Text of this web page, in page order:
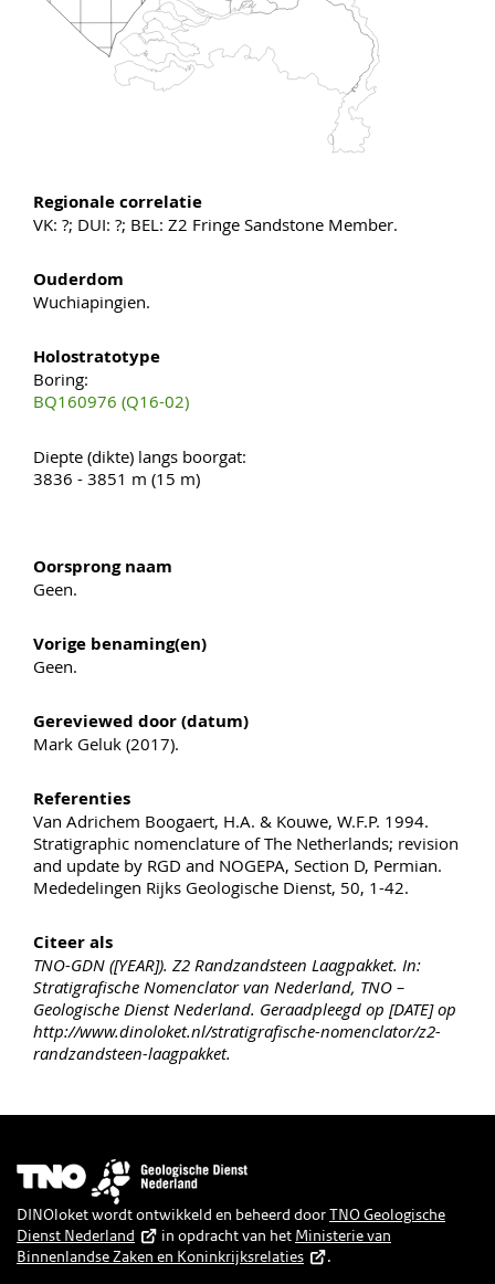
Regionale correlatie
VK: ?; DUI: ?; BEL: Z2 Fringe Sandstone Member.
Ouderdom
Wuchiapingien.
Holostratotype
Boring:
BQ160976 (Q16-02)
Diepte (dikte) langs boorgat:
3836 - 3851 m (15 m)
Oorsprong naam
Geen.
Vorige benaming(en)
Geen.
Gereviewed door (datum)
Mark Geluk (2017).
Referenties
Van Adrichem Boogaert, H.A. & Kouwe, W.F.P. 1994.
Stratigraphic nomenclature of The Netherlands; revision
and update by RGD and NOGEPA, Section D, Permian.
Mededelingen Rijks Geologische Dienst, 50, 1-42.
Citeer als
TNO-GDN ([YEAR]). Z2 Randzandsteen Laagpakket. In:
Stratigrafische Nomenclator van Nederland, TNO –
Geologische Dienst Nederland. Geraadpleegd op [DATE] op
http://www.dinoloket.nl/stratigrafische-nomenclator/z2-
randzandsteen-laagpakket.
Afbeelding
DINOloket wordt ontwikkeld en beheerd doorTNO Geologische
Dienst Nederland
in opdracht van het Ministerie van
Binnenlandse Zaken en Koninkrijksrelaties
.